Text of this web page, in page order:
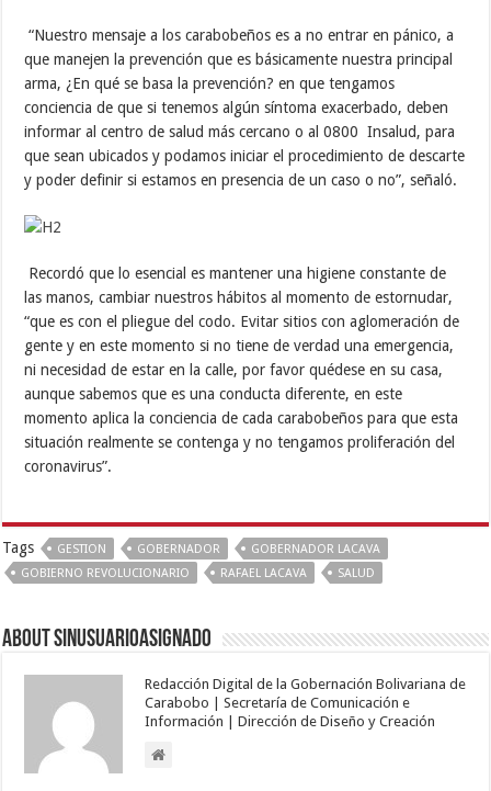
“Nuestro mensaje a los carabobeños es a no entrar en pánico, a
que manejen la prevención que es básicamente nuestra principal
arma, ¿En qué se basa la prevención? en que tengamos
conciencia de que si tenemos algún síntoma exacerbado, deben
informar al centro de salud más cercano o al 0800 Insalud, para
que sean ubicados y podamos iniciar el procedimiento de descarte
y poder definir si estamos en presencia de un caso o no”, señaló.
Recordó que lo esencial es mantener una higiene constante de
las manos, cambiar nuestros hábitos al momento de estornudar,
“que es con el pliegue del codo. Evitar sitios con aglomeración de
gente y en este momento si no tiene de verdad una emergencia,
ni necesidad de estar en la calle, por favor quédese en su casa,
aunque sabemos que es una conducta diferente, en este
momento aplica la conciencia de cada carabobeños para que esta
situación realmente se contenga y no tengamos proliferación del
coronavirus”.
Tags GESTION GOBERNADOR
GOBERNADOR LACAVA
GOBIERNO REVOLUCIONARIO
RAFAEL LACAVA SALUD
About sinusuarioasignado
Redacción Digital de la Gobernación Bolivariana de
Carabobo | Secretaría de Comunicación e
Información | Dirección de Diseño y Creación